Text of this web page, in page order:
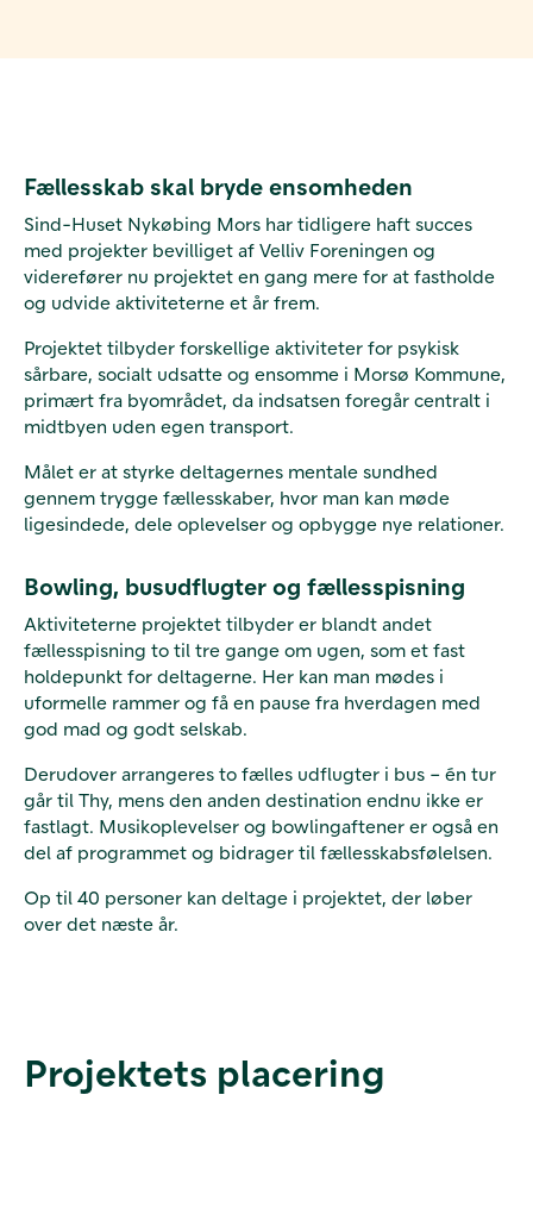
Fællesskab skal bryde ensomheden
Sind-Huset Nykøbing Mors har tidligere haft succes
med projekter bevilliget af Velliv Foreningen og
viderefører nu projektet en gang mere for at fastholde
og udvide aktiviteterne et år frem.
Projektet tilbyder forskellige aktiviteter for psykisk
sårbare, socialt udsatte og ensomme i Morsø Kommune,
primært fra byområdet, da indsatsen foregår centralt i
midtbyen uden egen transport.
Målet er at styrke deltagernes mentale sundhed
gennem trygge fællesskaber, hvor man kan møde
ligesindede, dele oplevelser og opbygge nye relationer.
Bowling, busudflugter og fællesspisning
Aktiviteterne projektet tilbyder er blandt andet
fællesspisning to til tre gange om ugen, som et fast
holdepunkt for deltagerne. Her kan man mødes i
uformelle rammer og få en pause fra hverdagen med
god mad og godt selskab.
Derudover arrangeres to fælles udflugter i bus – én tur
går til Thy, mens den anden destination endnu ikke er
fastlagt. Musikoplevelser og bowlingaftener er også en
del af programmet og bidrager til fællesskabsfølelsen.
Op til 40 personer kan deltage i projektet, der løber
over det næste år.
Projektets placering